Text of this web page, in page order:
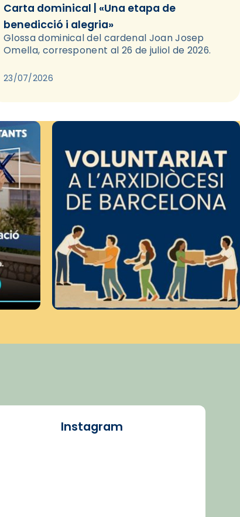
Carta dominical | «Una etapa de
benedicció i alegria»
Glossa dominical del cardenal Joan Josep
Omella, corresponent al 26 de juliol de 2026.
23/07/2026
Instagram